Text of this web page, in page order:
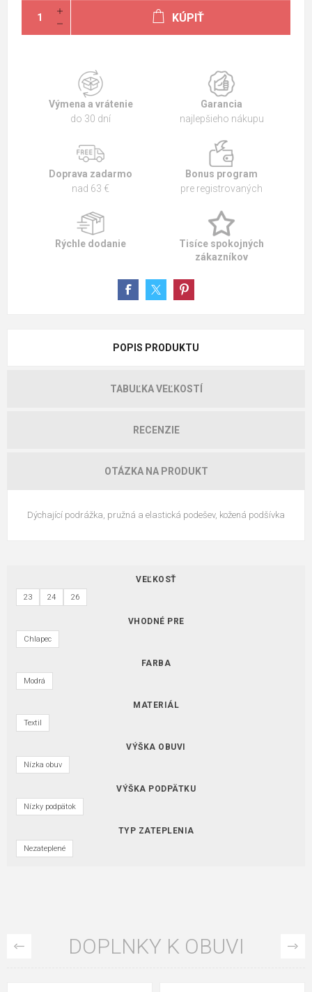
KÚPIŤ
Výmena a vrátenie
do 30 dní
Garancia
najlepšieho nákupu
Doprava zadarmo
nad 63 €
Bonus program
pre registrovaných
Rýchle dodanie
Tisíce spokojných
zákazníkov
POPIS PRODUKTU
TABUĽKA VEĽKOSTÍ
RECENZIE
OTÁZKA NA PRODUKT
Dýchající podrážka, pružná a elastická podešev, kožená podšívka
VEĽKOSŤ
23 24 26
VHODNÉ PRE
Chlapec
FARBA
Modrá
MATERIÁL
Textil
VÝŠKA OBUVI
Nízka obuv
VÝŠKA PODPÄTKU
Nízky podpätok
TYP ZATEPLENIA
Nezateplené
DOPLNKY K OBUVI